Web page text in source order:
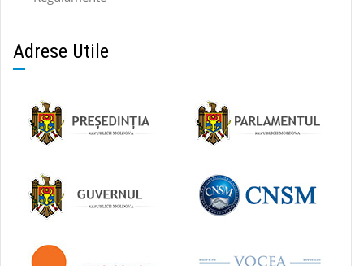
Adrese Utile